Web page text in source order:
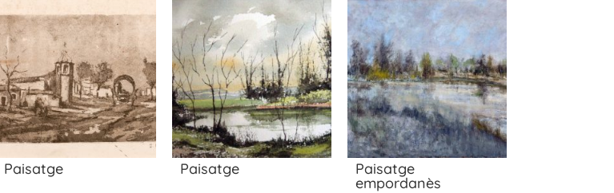
Paisatge Paisatge Paisatge
empordanès